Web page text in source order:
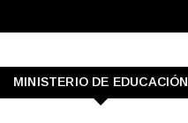
MINISTERIO DE EDUCACIÓN